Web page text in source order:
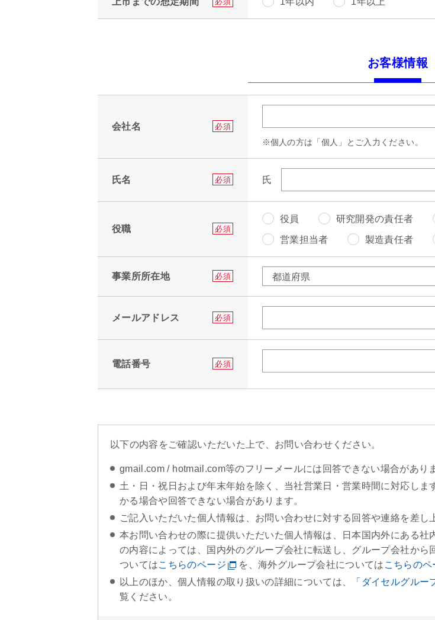
お客様情報
会社名
必須
個人の方は「個人」とご入力ください。
氏名 必須 氏
役職 必須
役員 研究開発の責任者
営業担当者 製造責任者
事業所所在地 必須
メールアドレス 必須
電話番号 必須
以下の内容をご確認いただいた上で、お問い合わせください。
gmail.com / hotmail.com等のフリーメールには回答できない場合があり
土・日・祝日および年末年始を除く、当社営業日・営業時間に対応し
かる場合や回答できない場合があります。
ご記入いただいた個人情報は、お問い合わせに対する回答や連絡を差し
本お問い合わせの際に提供いただいた個人情報は、日本国内外にある
の内容によっては、国内外のグループ会社に転送し、グループ会社か
ついてはこちらのページ を、海外グループ会社については こちらのペ
以上のほか、個人情報の取り扱いの詳細については、
「ダイセルグルー
覧ください。